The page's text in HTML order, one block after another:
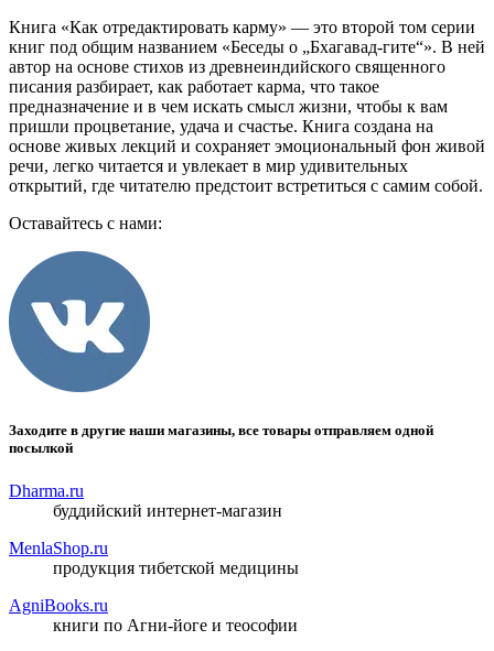
Книга «Как отредактировать карму» — это второй том серии
книг под общим названием «Беседы о „Бхагавад-гите“». В ней
автор на основе стихов из древнеиндийского священного
писания разбирает, как работает карма, что такое
предназначение и в чем искать смысл жизни, чтобы к вам
пришли процветание, удача и счастье. Книга создана на
основе живых лекций и сохраняет эмоциональный фон живой
речи, легко читается и увлекает в мир удивительных
открытий, где читателю предстоит встретиться с самим собой.
Оставайтесь с нами:
Заходите в другие наши магазины, все товары отправляем одной
посылкой
Dharma.ru
буддийский интернет-магазин
MenlaShop.ru
продукция тибетской медицины
AgniBooks.ru
книги по Агни-йоге и теософии